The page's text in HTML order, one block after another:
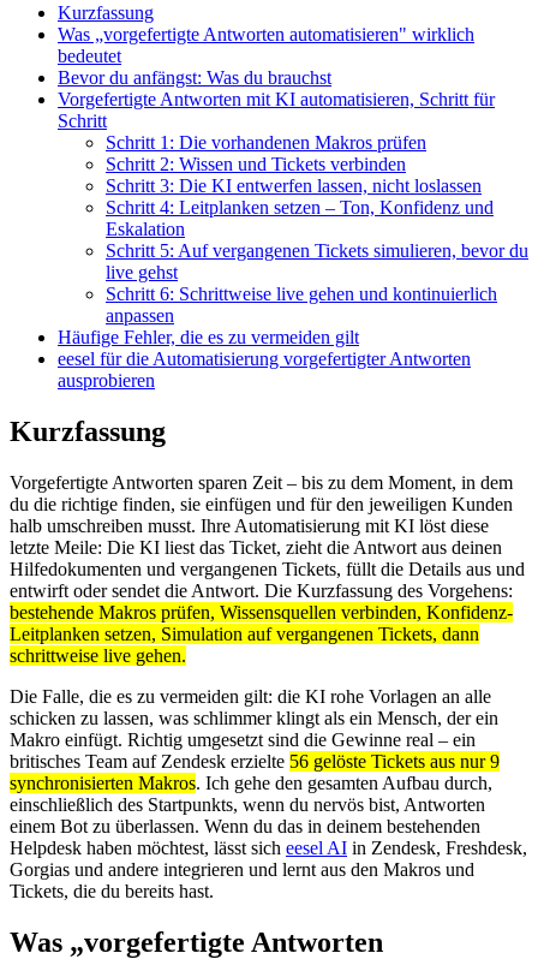
Kurzfassung
Was „vorgefertigte Antworten automatisieren" wirklich
bedeutet
Bevor du anfängst: Was du brauchst
Vorgefertigte Antworten mit KI automatisieren, Schritt für
Schritt
Schritt 1: Die vorhandenen Makros prüfen
Schritt 2: Wissen und Tickets verbinden
Schritt 3: Die KI entwerfen lassen, nicht loslassen
Schritt 4: Leitplanken setzen – Ton, Konfidenz und
Eskalation
Schritt 5: Auf vergangenen Tickets simulieren, bevor du
live gehst
Schritt 6: Schrittweise live gehen und kontinuierlich
anpassen
Häufige Fehler, die es zu vermeiden gilt
eesel für die Automatisierung vorgefertigter Antworten
ausprobieren
Kurzfassung
Vorgefertigte Antworten sparen Zeit – bis zu dem Moment, in dem
du die richtige finden, sie einfügen und für den jeweiligen Kunden
halb umschreiben musst. Ihre Automatisierung mit KI löst diese
letzte Meile: Die KI liest das Ticket, zieht die Antwort aus deinen
Hilfedokumenten und vergangenen Tickets, füllt die Details aus und
entwirft oder sendet die Antwort. Die Kurzfassung des Vorgehens:
bestehende Makros prüfen, Wissensquellen verbinden, Konfidenz-
Leitplanken setzen, Simulation auf vergangenen Tickets, dann
schrittweise live gehen.
Die Falle, die es zu vermeiden gilt: die KI rohe Vorlagen an alle
schicken zu lassen, was schlimmer klingt als ein Mensch, der ein
Makro einfügt. Richtig umgesetzt sind die Gewinne real – ein
britisches Team auf Zendesk erzielte 56 gelöste Tickets aus nur 9
synchronisierten Makros. Ich gehe den gesamten Aufbau durch,
einschließlich des Startpunkts, wenn du nervös bist, Antworten
einem Bot zu überlassen. Wenn du das in deinem bestehenden
Helpdesk haben möchtest, lässt sich eesel AI in Zendesk, Freshdesk,
Gorgias und andere integrieren und lernt aus den Makros und
Tickets, die du bereits hast.
Was „vorgefertigte Antworten